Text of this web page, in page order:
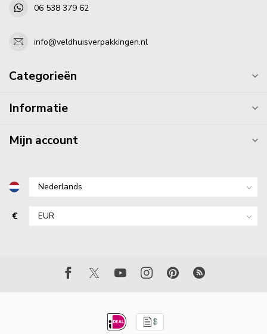
06 538 379 62
info@veldhuisverpakkingen.nl
Categorieën
Informatie
Mijn account
€